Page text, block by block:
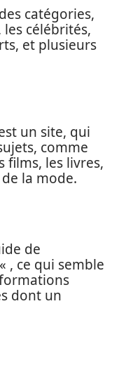
catégories,
célébrités,
et plusieurs
un site, qui
comme
films, les livres,
la mode.
de
, ce qui semble
dont un